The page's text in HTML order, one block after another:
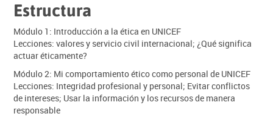
Estructura
Módulo 1: Introducción a la ética en UNICEF
Lecciones: valores y servicio civil internacional; ¿Qué significa
actuar éticamente?
Módulo 2: Mi comportamiento ético como personal de UNICEF
Lecciones: Integridad profesional y personal; Evitar conflictos
de intereses; Usar la información y los recursos de manera
responsable